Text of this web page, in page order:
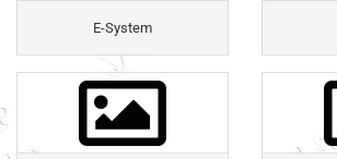
E-System